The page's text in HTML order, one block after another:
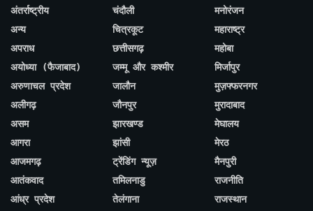
अंतर्राष्ट्रीय
अन्य
अपराध
अयोध्या (फैजाबाद)
अरुणाचल प्रदेश
अलीगढ़
असम
आगरा
आजमगढ़
आतंकवाद
आंध्र प्रदेश
चंदौली
चित्रकूट
छत्तीसगढ़
जम्मू और कश्मीर
जालौन
जौनपुर
झारखण्ड
झांसी
ट्रेंडिंग न्यूज़
तमिलनाडु
तेलंगाना
मनोरंजन
महाराष्ट्र
महोबा
मिर्जापुर
मुज़फ्फरनगर
मुरादाबाद
मेघालय
मेरठ
मैनपुरी
राजनीति
राजस्थान